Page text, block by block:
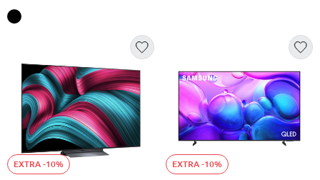
EXTRA -10% EXTRA -10%